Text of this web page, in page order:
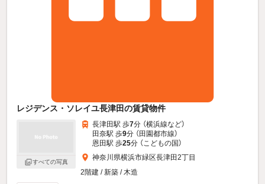
レジデンス・ソレイユ長津田の賃貸物件
すべての写真
長津田駅 歩7分 （横浜線など）
田奈駅 歩9分 （田園都市線）
恩田駅 歩25分 （こどもの国）
神奈川県横浜市緑区長津田2丁目
2階建 / 新築 / 木造